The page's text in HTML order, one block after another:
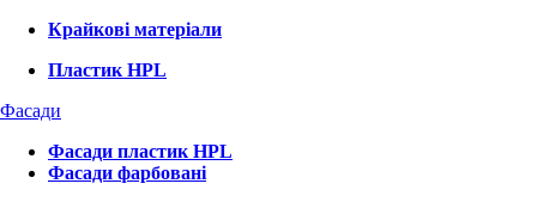
Крайкові матеріали
Пластик HPL
Фасади
Фасади пластик HPL
Фасади фарбовані